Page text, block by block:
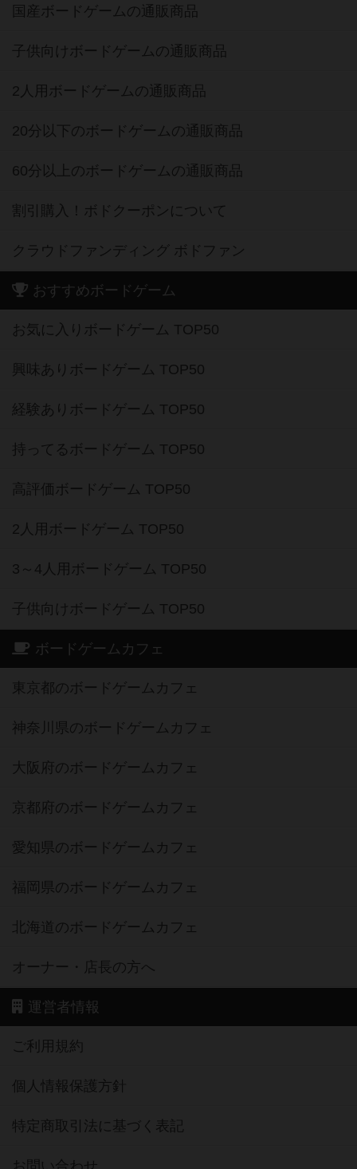
国産ボードゲームの通販商品
子供向けボードゲームの通販商品
2人用ボードゲームの通販商品
20分以下のボードゲームの通販商品
60分以上のボードゲームの通販商品
割引購入！ボドクーポンについて
クラウドファンディング ボドファン
おすすめボードゲーム
お気に入りボードゲーム TOP50
興味ありボードゲーム TOP50
経験ありボードゲーム TOP50
持ってるボードゲーム TOP50
高評価ボードゲーム TOP50
2人用ボードゲーム TOP50
3～4人用ボードゲーム TOP50
子供向けボードゲーム TOP50
ボードゲームカフェ
東京都のボードゲームカフェ
神奈川県のボードゲームカフェ
大阪府のボードゲームカフェ
京都府のボードゲームカフェ
愛知県のボードゲームカフェ
福岡県のボードゲームカフェ
北海道のボードゲームカフェ
オーナー・店長の方へ
運営者情報
ご利用規約
個人情報保護方針
特定商取引法に基づく表記